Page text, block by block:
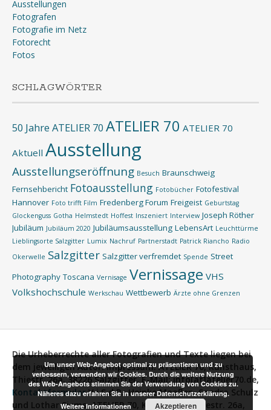
Ausstellungen
Fotografen
Fotografie im Netz
Fotorecht
Fotos
SCHLAGWÖRTER
50 Jahre ATELIER 70 ATELIER 70 ATELIER 70
Aktuell Ausstellung
Ausstellungseröffnung Besuch Braunschweig
Fernsehbericht Fotoausstellung Fotobücher Fotofestival
Hannover Foto trifft Film Fredenberg Forum Freigeist Geburtstag
Glockenguss Gotha Helmstedt Hoffest Inszeniert Interview Joseph Röther
Jubiläum Jubiläum 2020 Jubiläumsausstellung LebensArt Leuchttürme
Lieblingsorte Salzgitter Lumix Nachruf Partnerstadt Patrick Riancho Radio
Okerwelle Salzgitter Salzgitter verfremdet Spende Street
Photography Toscana Vernisage Vernissage VHS
Volkshochschule Werkschau Wettbewerb Ärzte ohne Grenzen
Die Urheberrechte aller Fotografien und Texte liegen bei
dem jeweiligen Autor.Impressum: ATELIER 70, Kunsthaus,
Thiestr. 26a, 38226 Salzgitter, E-Mail: info[at]atelier70.de,
Kontaktformular V.i.S.d.P.:Heinke Maaßen, Sandra Schulz
und Lothar Siems, ATELIER 70, Kunsthaus, Thiestr. 26a,
Um unser Web-Angebot optimal zu präsentieren und zu
verbessern, verwenden wir Cookies. Durch die weitere Nutzung
des Web-Angebots stimmen Sie der Verwendung von Cookies zu.
Näheres dazu erfahren Sie in unserer Datenschutzerklärung.
Weitere Informationen
Akzeptieren